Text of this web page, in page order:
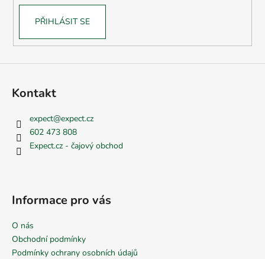
PŘIHLÁSIT SE
Kontakt
expect@expect.cz
602 473 808
Expect.cz - čajový obchod
Informace pro vás
O nás
Obchodní podmínky
Podmínky ochrany osobních údajů